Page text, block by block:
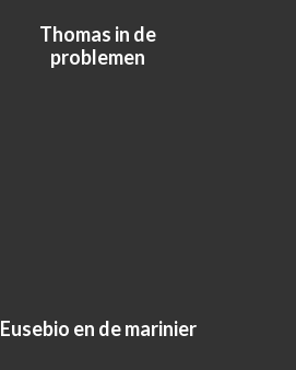
Thomas in de
problemen
Eusebio en de marinier